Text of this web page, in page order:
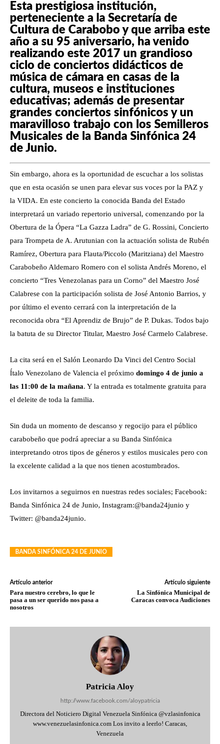
Esta prestigiosa institución,
perteneciente a la Secretaría de
Cultura de Carabobo y que arriba este
año a su 95 aniversario, ha venido
realizando este 2017 un grandioso
ciclo de conciertos didácticos de
música de cámara en casas de la
cultura, museos e instituciones
educativas; además de presentar
grandes conciertos sinfónicos y un
maravilloso trabajo con los Semilleros
Musicales de la Banda Sinfónica 24
de Junio.
Sin embargo, ahora es la oportunidad de escuchar a los solistas
que en esta ocasión se unen para elevar sus voces por la PAZ y
la VIDA. En este concierto la conocida Banda del Estado
interpretará un variado repertorio universal, comenzando por la
Obertura de la Ópera “La Gazza Ladra” de G. Rossini, Concierto
para Trompeta de A. Arutunian con la actuación solista de Rubén
Ramírez, Obertura para Flauta/Piccolo (Maritziana) del Maestro
Carabobeño Aldemaro Romero con el solista Andrés Moreno, el
concierto “Tres Venezolanas para un Corno” del Maestro José
Calabrese con la participación solista de José Antonio Barrios, y
por último el evento cerrará con la interpretación de la
reconocida obra “El Aprendiz de Brujo” de P. Dukas. Todos bajo
la batuta de su Director Titular, Maestro José Carmelo Calabrese.
La cita será en el Salón Leonardo Da Vinci del Centro Social
Ítalo Venezolano de Valencia el próximo domingo 4 de junio a
las 11:00 de la mañana. Y la entrada es totalmente gratuita para
el deleite de toda la familia.
Sin duda un momento de descanso y regocijo para el público
carabobeño que podrá apreciar a su Banda Sinfónica
interpretando otros tipos de géneros y estilos musicales pero con
la excelente calidad a la que nos tienen acostumbrados.
Los invitarnos a seguirnos en nuestras redes sociales; Facebook:
Banda Sinfónica 24 de Junio, Instagram:@banda24junio y
Twitter: @banda24junio.
BANDA SINFÓNICA 24 DE JUNIO
Artículo anterior
Para nuestro cerebro, lo que le
pasa a un ser querido nos pasa a
nosotros
Artículo siguiente
La Sinfónica Municipal de
Caracas convoca Audiciones
Patricia Aloy
http://www.facebook.com/aloypatricia
Directora del Noticiero Digital Venezuela Sinfónica @vzlasinfonica
www.venezuelasinfonica.com Los invito a leerlo! Caracas,
Venezuela